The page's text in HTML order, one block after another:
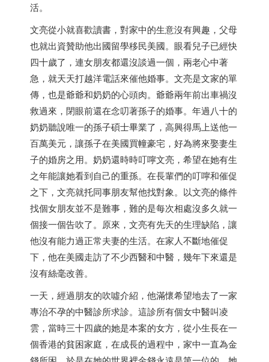
活。
文亮從小就喜歡讀書，對家中的生意沒有興趣，父母
也就出資贊助他出國留學移民美國。眼看兒子已經快
四十歲了，連女朋友都還沒談過一個，兩老心中著
急，就天天打越洋電話來催他婚事。文亮是文家的單
傳，也是爺爺和奶奶的心頭肉。爺爺兩年前出車禍沒
救過來，閉眼前還在念叨著孫子的婚事。年過八十的
奶奶聽說唯一的孫子碩士畢業了，高興得馬上送他一
百萬美元，讓孫子在美國買幢豪宅，好為將來娶妻生
子的婚房之用。奶奶還時時叮嚀文亮，希望在她有生
之年能讓她看到自己的重孫。在長輩們的叮嚀和催促
之下，文亮就托同事朋友幫他找對象。以文亮的條件
找個女朋友並不是難事，難的是每次相處沒多久就一
個接一個告吹了。原來，文亮有先天的生理缺陷，讓
他沒有能力過正常夫妻的生活。在家人不斷地催促
下，他在美國走訪了不少西醫和中醫，幾年下來還是
沒有絲毫改善。
一天，經過朋友的吹噓介紹，他滿懷希望地去了一家
專治不孕的中醫診所求診。這診所有個女中醫叫凌
雲，當時三十四歲的她是本案的女方，從小生長在一
個香港的貧困家庭，在成長的過程中，家中一直為金